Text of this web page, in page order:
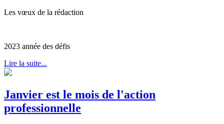
Les vœux de la rédaction
2023 année des défis
Lire la suite...
Janvier est le mois de l'action
professionnelle